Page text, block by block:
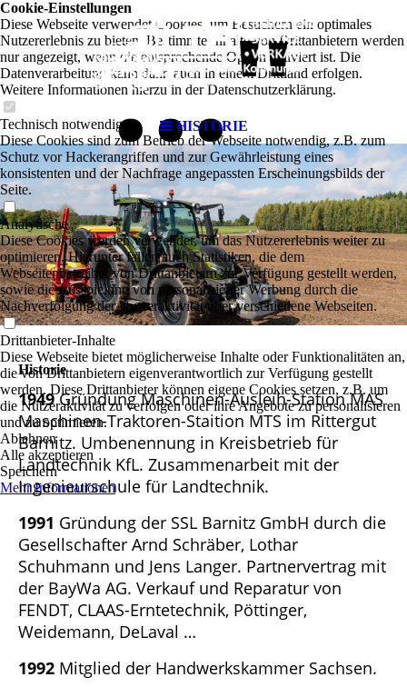
HISTORIE
..."
Historie
1949Gründung Maschinen-Ausleih-Station MAS
Maschinen-Traktoren-Staition MTS im Rittergut
Barnitz. Umbenennung in Kreisbetrieb für
Landtechnik KfL. Zusammenarbeit mit der
Ingenieurschule für Landtechnik.
1991 Gründung der SSL Barnitz GmbH durch die
Gesellschafter Arnd Schräber, Lothar
Schuhmann und Jens Langer. Partnervertrag mit
der BayWa AG. Verkauf und Reparatur von
FENDT, CLAAS-Erntetechnik, Pöttinger,
Weidemann, DeLaval …
1992 Mitglied der Handwerkskammer Sachsen.
Cookie-Einstellungen
Diese Webseite verwendet Cookies, um Besuchern ein optimales
Nutzererlebnis zu bieten. Bestimmte Inhalte von Drittanbietern werden
nur angezeigt, wenn die entsprechende Option aktiviert ist. Die
Datenverarbeitung kann dann auch in einem Drittland erfolgen.
Weitere Informationen hierzu in der Datenschutzerklärung.
Technisch notwendige
Diese Cookies sind zum Betrieb der Webseite notwendig, z.B. zum
Schutz vor Hackerangriffen und zur Gewährleistung eines
konsistenten und der Nachfrage angepassten Erscheinungsbilds der
Seite.
Analytische
Diese Cookies werden verwendet, um das Nutzererlebnis weiter zu
optimieren. Hierunter fallen auch Statistiken, die dem
Webseitenbetreiber von Drittanbietern zur Verfügung gestellt werden,
sowie die Ausspielung von personalisierter Werbung durch die
Nachverfolgung der Nutzeraktivität über verschiedene Webseiten.
Drittanbieter-Inhalte
Diese Webseite bietet möglicherweise Inhalte oder Funktionalitäten an,
die von Drittanbietern eigenverantwortlich zur Verfügung gestellt
werden. Diese Drittanbieter können eigene Cookies setzen, z.B. um
die Nutzeraktivität zu verfolgen oder ihre Angebote zu personalisieren
und zu optimieren.
Ablehnen
Alle akzeptieren
Speichern
Mehr Informationen